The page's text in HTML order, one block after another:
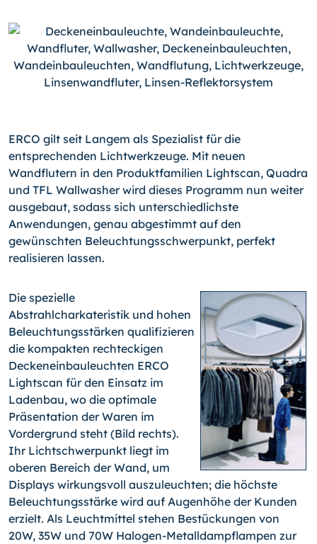
ERCO gilt seit Langem als Spezialist für die
entsprechenden Lichtwerkzeuge. Mit neuen
Wandflutern in den Produktfamilien Lightscan, Quadra
und TFL Wallwasher wird dieses Programm nun weiter
ausgebaut, sodass sich unterschiedlichste
Anwendungen, genau abgestimmt auf den
gewünschten Beleuchtungsschwerpunkt, perfekt
realisieren lassen.
Die spezielle
Abstrahlcharkateristik und hohen
Beleuchtungsstärken qualifizieren
die kompakten rechteckigen
Deckeneinbauleuchten ERCO
Lightscan für den Einsatz im
Ladenbau, wo die optimale
Präsentation der Waren im
Vordergrund steht (Bild rechts).
Ihr Lichtschwerpunkt liegt im
oberen Bereich der Wand, um
Displays wirkungsvoll auszuleuchten; die höchste
Beleuchtungsstärke wird auf Augenhöhe der Kunden
erzielt. Als Leuchtmittel stehen Bestückungen von
20W, 35W und 70W Halogen-Metalldampflampen zur